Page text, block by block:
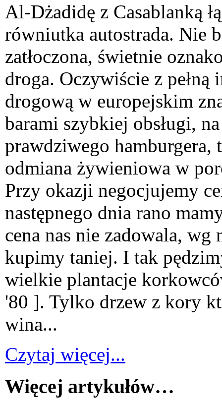
Al-Dżadidę z Casablanką
równiutka autostrada. Nie
zatłoczona, świetnie
droga. Oczywiście z pełną
drogową w europejskim
barami szybkiej obsługi,
prawdziwego hamburgera,
odmiana żywieniowa w
Przy okazji negocjujemy
następnego dnia rano
cena nas nie zadowala,
kupimy taniej. I tak
wielkie plantacje
'80 ]. Tylko drzew z kory
wina...
Czytaj więcej...
Więcej artykułów…